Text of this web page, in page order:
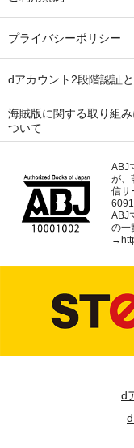
プライバシーポリシー
dアカウント2段階認証
海賊版に関する取り組み
ついて
ABJ
が、
信サ
ABJ
の一
→
d